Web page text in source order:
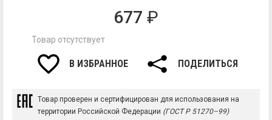
677 ₽
Товар отсутствует
В ИЗБРАННОЕ ПОДЕЛИТЬСЯ
Товар проверен и сертифицирован для использования на
территории Российской Федерации (ГОСТ Р 51270–99)